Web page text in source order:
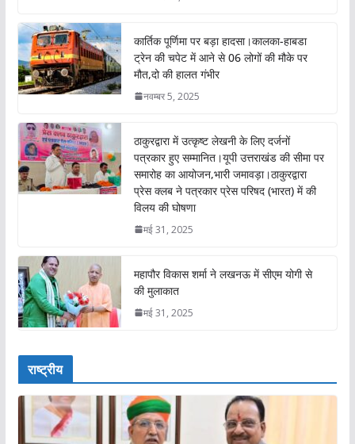
कार्तिक पूर्णिमा पर बड़ा हादसा।कालका-हाबडा
ट्रेन की चपेट में आने से 06 लोगों की मौके पर
मौत,दो की हालत गंभीर
नवम्बर 5, 2025
ठाकुरद्वारा में उत्कृष्ट लेखनी के लिए दर्जनों
पत्रकार हुए सम्मानित।यूपी उत्तराखंड की सीमा पर
समारोह का आयोजन,भारी जमावड़ा।ठाकुरद्वारा
प्रेस क्लब ने पत्रकार प्रेस परिषद (भारत) में की
विलय की घोषणा
मई 31, 2025
महापौर विकास शर्मा ने लखनऊ में सीएम योगी से
की मुलाकात
मई 31, 2025
राष्ट्रीय